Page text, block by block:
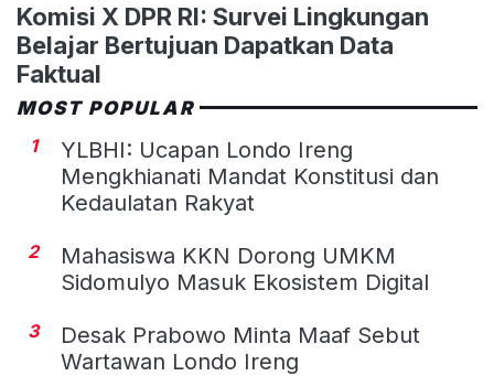
Komisi X DPR RI: Survei Lingkungan
Belajar Bertujuan Dapatkan Data
Faktual
MOST POPULAR
1
YLBHI: Ucapan Londo Ireng
Mengkhianati Mandat Konstitusi dan
Kedaulatan Rakyat
2
Mahasiswa KKN Dorong UMKM
Sidomulyo Masuk Ekosistem Digital
3
Desak Prabowo Minta Maaf Sebut
Wartawan Londo Ireng